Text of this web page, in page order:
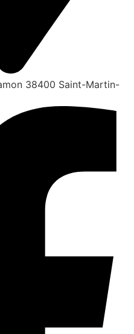
38400 Saint-Martin-